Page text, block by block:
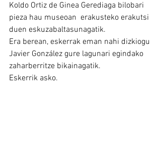
Koldo Ortiz de Ginea Gerediaga bilobari
pieza hau museoan  erakusteko erakutsi
duen eskuzabaltasunagatik.
Era berean, eskerrak eman nahi dizkiogu
Javier González gure lagunari egindako
zaharberritze bikainagatik.
Eskerrik asko.